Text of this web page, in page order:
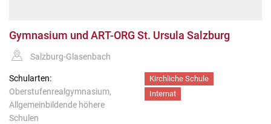
Gymnasium und ART-ORG St. Ursula Salzburg
Salzburg-Glasenbach
Schularten:
Oberstufenrealgymnasium,
Allgemeinbildende höhere
Schulen
Kirchliche Schule
Internat